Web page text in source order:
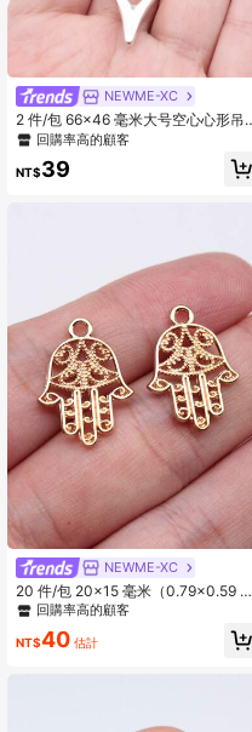
NEWME-XC
2 件/包 66x46 毫米大号空心心形吊
坠 适用于 DIY 珠宝制作 DIY 耳环、项
回購率高的顧客
NT$39
NEWME-XC
20 件/包 20x15 毫米（0.79x0.59 英
寸）Hamsa 手饰吊坠，适合 DIY 珠宝
回購率高的顧客
NT$40 估計